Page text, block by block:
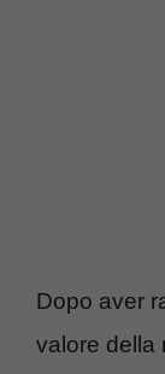
Dopo aver
valore della